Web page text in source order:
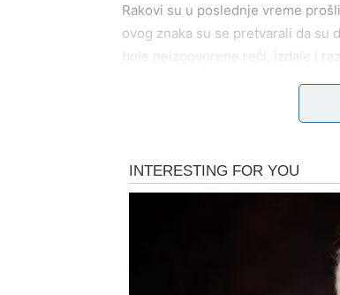
Rakovi su u poslednje vreme
ovog znaka su se pretvarali da
bole neizgovorene reči, izdaje i
Rak je znak koji voli iskreno,
ne zaboravlja lako. Često se
Ali karma sada ulazi u njihov život
U narednom periodu Rakove
posebno zanimljivo jeste da će
dobiti poruku ili poziv od osobe